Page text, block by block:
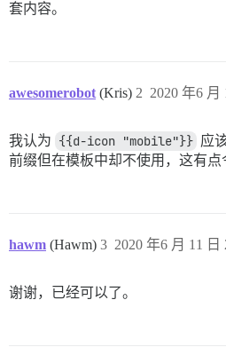
套内容。
awesomerobot (Kris) 2020 年6 月
2
我认为 {{d-icon "mobile"}} 应
前缀但在模板中却不使用，这有点
hawm (Hawm) 2020 年6 月 11 日
3
谢谢，已经可以了。